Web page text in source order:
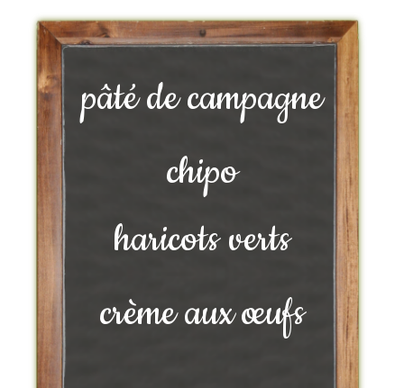
pâté de campagne
chipo
haricots verts
crème aux œufs